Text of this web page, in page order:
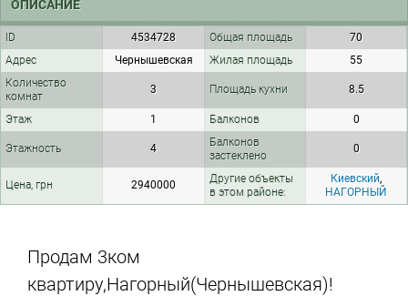
ОПИСАНИЕ
ID 4534728 Общая площадь
70
Адрес
Чернышевская Жилая площадь
55
Количество
комнат
3 Площадь кухни 8.5
Этаж 1 Балконов 0
Этажность 4
Балконов
застеклено
0
Цена, грн 2940000
Другие объекты
в этом районе:
Киевский,
НАГОРНЫЙ
Продам 3ком
квартиру,Нагорный(Чернышевская)!